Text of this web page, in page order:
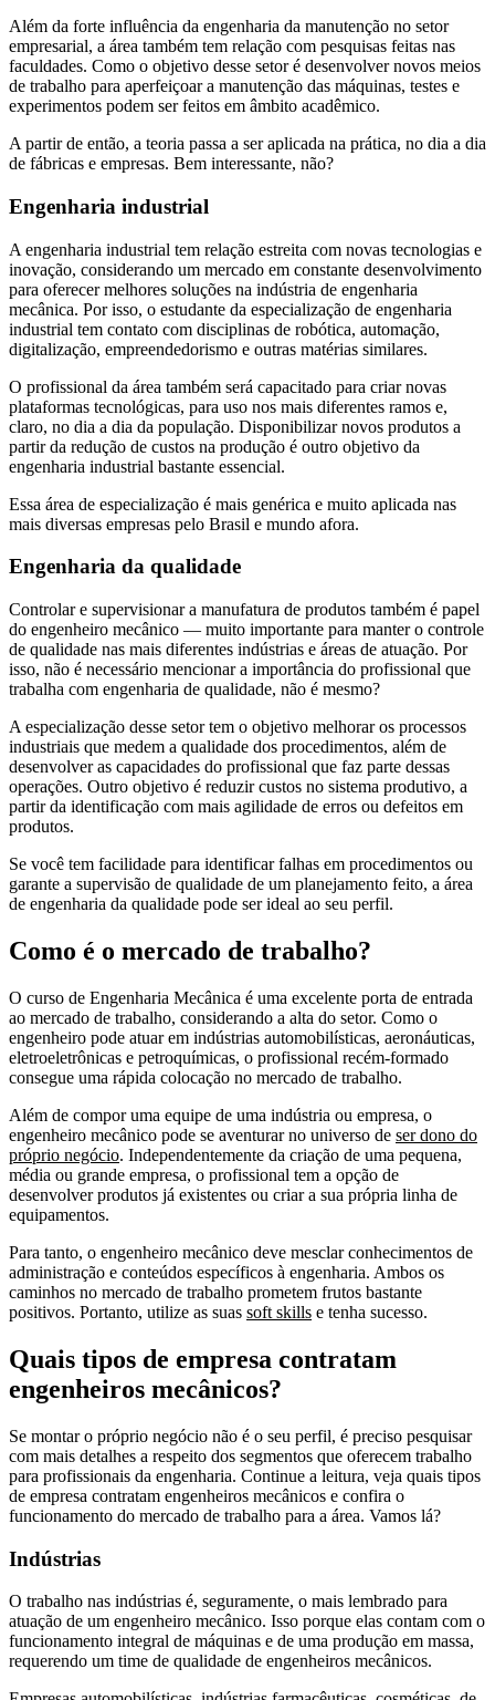
Além da forte influência da engenharia da manutenção no setor
empresarial, a área também tem relação com pesquisas feitas nas
faculdades. Como o objetivo desse setor é desenvolver novos meios
de trabalho para aperfeiçoar a manutenção das máquinas, testes e
experimentos podem ser feitos em âmbito acadêmico.
A partir de então, a teoria passa a ser aplicada na prática, no dia a dia
de fábricas e empresas. Bem interessante, não?
Engenharia industrial
A engenharia industrial tem relação estreita com novas tecnologias e
inovação, considerando um mercado em constante desenvolvimento
para oferecer melhores soluções na indústria de engenharia
mecânica. Por isso, o estudante da especialização de engenharia
industrial tem contato com disciplinas de robótica, automação,
digitalização, empreendedorismo e outras matérias similares.
O profissional da área também será capacitado para criar novas
plataformas tecnológicas, para uso nos mais diferentes ramos e,
claro, no dia a dia da população. Disponibilizar novos produtos a
partir da redução de custos na produção é outro objetivo da
engenharia industrial bastante essencial.
Essa área de especialização é mais genérica e muito aplicada nas
mais diversas empresas pelo Brasil e mundo afora.
Engenharia da qualidade
Controlar e supervisionar a manufatura de produtos também é papel
do engenheiro mecânico — muito importante para manter o controle
de qualidade nas mais diferentes indústrias e áreas de atuação. Por
isso, não é necessário mencionar a importância do profissional que
trabalha com engenharia de qualidade, não é mesmo?
A especialização desse setor tem o objetivo melhorar os processos
industriais que medem a qualidade dos procedimentos, além de
desenvolver as capacidades do profissional que faz parte dessas
operações. Outro objetivo é reduzir custos no sistema produtivo, a
partir da identificação com mais agilidade de erros ou defeitos em
produtos.
Se você tem facilidade para identificar falhas em procedimentos ou
garante a supervisão de qualidade de um planejamento feito, a área
de engenharia da qualidade pode ser ideal ao seu perfil.
Como é o mercado de trabalho?
O curso de Engenharia Mecânica é uma excelente porta de entrada
ao mercado de trabalho, considerando a alta do setor. Como o
engenheiro pode atuar em indústrias automobilísticas, aeronáuticas,
eletroeletrônicas e petroquímicas, o profissional recém-formado
consegue uma rápida colocação no mercado de trabalho.
Além de compor uma equipe de uma indústria ou empresa, o
engenheiro mecânico pode se aventurar no universo de ser dono do
próprio negócio. Independentemente da criação de uma pequena,
média ou grande empresa, o profissional tem a opção de
desenvolver produtos já existentes ou criar a sua própria linha de
equipamentos.
Para tanto, o engenheiro mecânico deve mesclar conhecimentos de
administração e conteúdos específicos à engenharia. Ambos os
caminhos no mercado de trabalho prometem frutos bastante
positivos. Portanto, utilize as suas soft skills e tenha sucesso.
Quais tipos de empresa contratam
engenheiros mecânicos?
Se montar o próprio negócio não é o seu perfil, é preciso pesquisar
com mais detalhes a respeito dos segmentos que oferecem trabalho
para profissionais da engenharia. Continue a leitura, veja quais tipos
de empresa contratam engenheiros mecânicos e confira o
funcionamento do mercado de trabalho para a área. Vamos lá?
Indústrias
O trabalho nas indústrias é, seguramente, o mais lembrado para
atuação de um engenheiro mecânico. Isso porque elas contam com o
funcionamento integral de máquinas e de uma produção em massa,
requerendo um time de qualidade de engenheiros mecânicos.